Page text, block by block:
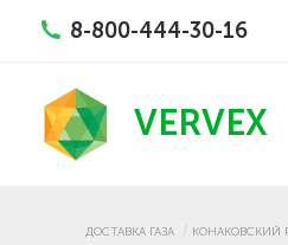
8-800-444-30-16
VERVEX
ДОСТАВКА ГАЗА КОНАКОВСКИЙ